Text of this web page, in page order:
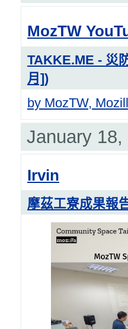
MozTW
TAKKE.ME - 災
月])
by MozTW,
January 18,
Irvin
摩茲工寮成果報